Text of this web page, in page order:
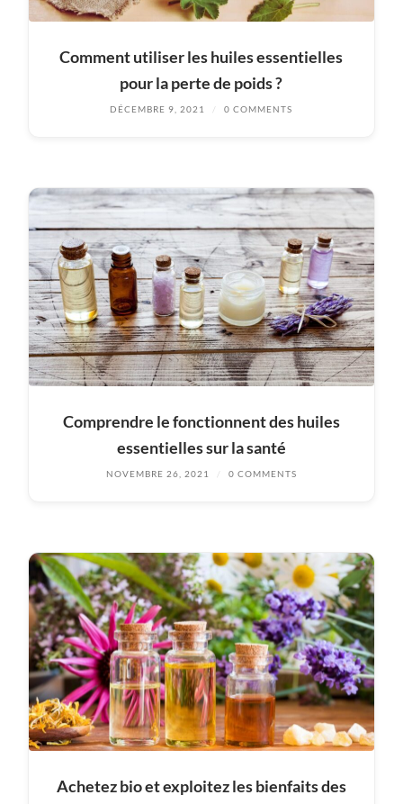
Comment utiliser les huiles essentielles
pour la perte de poids ?
DÉCEMBRE 9, 2021 / 0 COMMENTS
Comprendre le fonctionnent des huiles
essentielles sur la santé
NOVEMBRE 26, 2021 / 0 COMMENTS
Achetez bio et exploitez les bienfaits des